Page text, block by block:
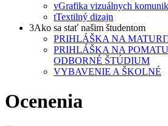
vGrafika vizuálnych
tTextilný dizajn
3Ako sa stať našim študentom
PRIHLÁŠKA NA
PRIHLÁŠKA NA
ODBORNÉ ŠTÚDIUM
VYBAVENIE A ŠKOLNÉ
Ocenenia